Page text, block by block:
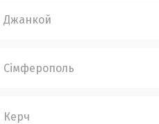
Джанкой
Сімферополь
Керч